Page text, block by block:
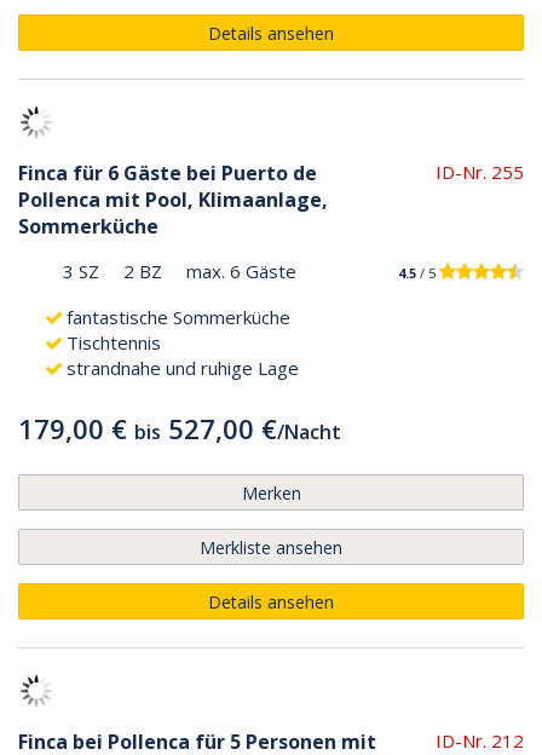
Details ansehen
Finca für 6 Gäste bei Puerto de
Pollenca mit Pool, Klimaanlage,
Sommerküche
ID-Nr. 255
3 SZ 2 BZ max. 6 Gäste 4.5 / 5
fantastische Sommerküche
Tischtennis
strandnahe und ruhige Lage
179,00 € bis 527,00 €/Nacht
Merken
Merkliste ansehen
Details ansehen
Finca bei Pollenca für 5 Personen mit
ID-Nr. 212